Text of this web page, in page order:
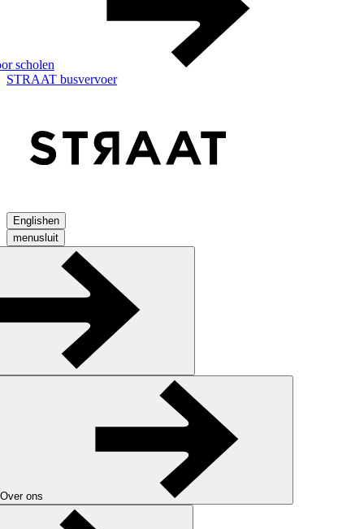
scholen
STRAAT busvervoer
Englishen
menusluit
Over ons